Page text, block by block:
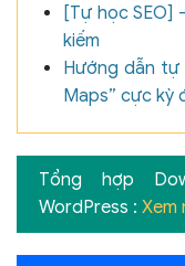
[Tự học SEO]
kiếm
Hướng dẫn tự
Maps” cực kỳ
Tổng hợp
WordPress : Xem